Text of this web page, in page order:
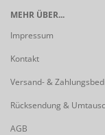
MEHR ÜBER...
Impressum
Kontakt
Versand- &
Rücksendung &
AGB